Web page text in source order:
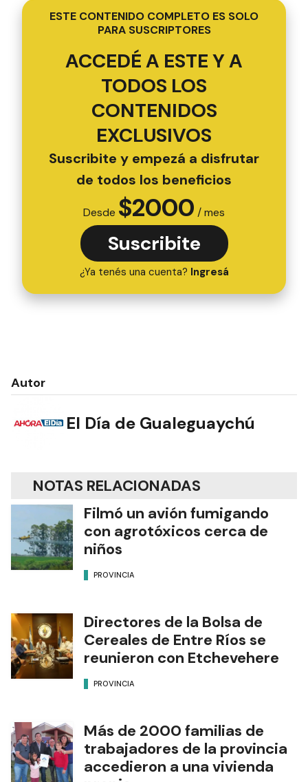
ESTE CONTENIDO COMPLETO ES SOLO
PARA SUSCRIPTORES
ACCEDÉ A ESTE Y A
TODOS LOS
CONTENIDOS
EXCLUSIVOS
Suscribite y empezá a disfrutar
de todos los beneficios
Desde $2000 / mes
Suscribite
¿Ya tenés una cuenta? Ingresá
Autor
El Día de Gualeguaychú
NOTAS RELACIONADAS
Filmó un avión fumigando
con agrotóxicos cerca de
niños
PROVINCIA
Directores de la Bolsa de
Cereales de Entre Ríos se
reunieron con Etchevehere
PROVINCIA
Más de 2000 familias de
trabajadores de la provincia
accedieron a una vivienda